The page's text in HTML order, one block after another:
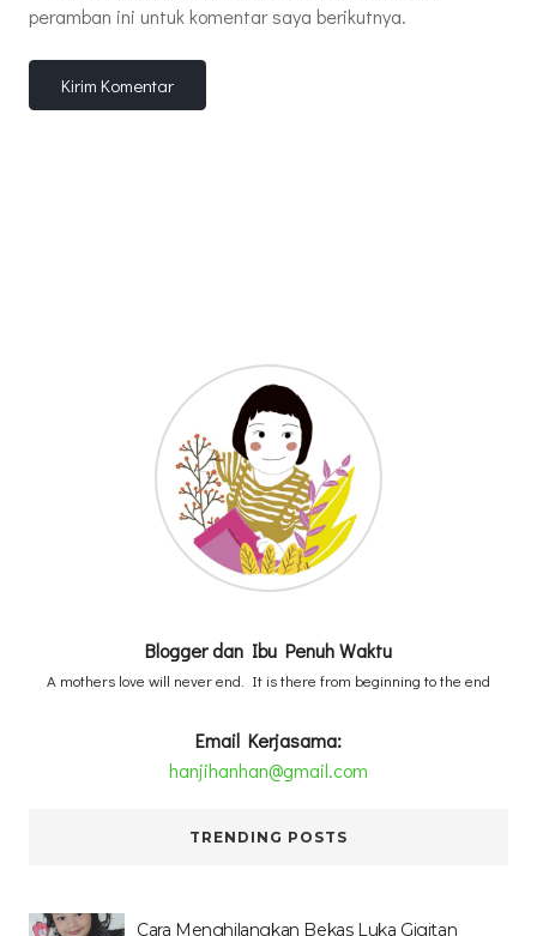
peramban ini untuk komentar saya berikutnya.
Kirim Komentar
Blogger dan Ibu Penuh Waktu
A mothers love will never end. It is there from beginning to the end
Email Kerjasama:
hanjihanhan@gmail.com
TRENDING POSTS
Cara Menghilangkan Bekas Luka Gigitan